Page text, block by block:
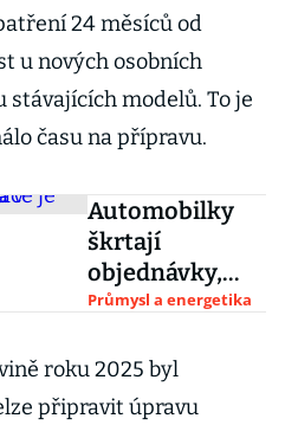
24 měsíců od
u nových osobních
stávajících modelů. To je
času na přípravu.
Automobilky
škrtají
objednávky,
nervozita v
stoupá. Práce je
naopak v Číně
Průmysl a energetika
roku 2025 byl
připravit úpravu